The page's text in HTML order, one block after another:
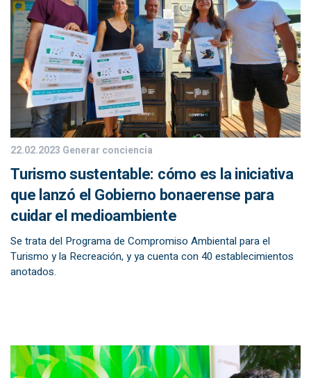
22.02.2023 Generar conciencia
Turismo sustentable: cómo es la iniciativa
que lanzó el Gobierno bonaerense para
cuidar el medioambiente
Se trata del Programa de Compromiso Ambiental para el
Turismo y la Recreación, y ya cuenta con 40 establecimientos
anotados.